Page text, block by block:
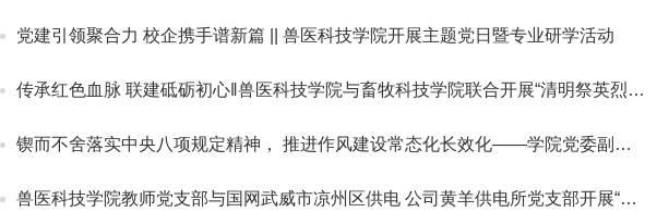
党建引领聚合力 校企携手谱新篇 || 兽医科技学院开展主题党日暨专业研学活动
传承红色血脉 联建砥砺初心‖兽医科技学院与畜牧科技学院联合开展“清明祭英烈”红色教育活动
锲而不舍落实中央八项规定精神， 推进作风建设常态化长效化——学院党委副书记张海军讲授专题党课
兽医科技学院教师党支部与国网武威市凉州区供电 公司黄羊供电所党支部开展“党建共建”结对活动